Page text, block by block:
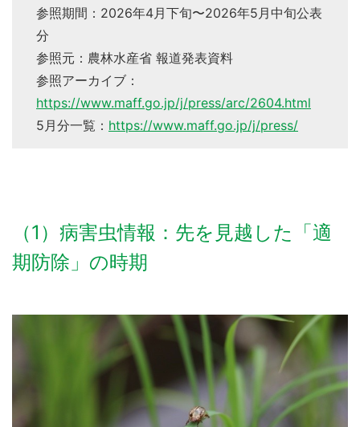
参照期間：2026年4月下旬〜2026年5月中旬公表
分
参照元：農林水産省 報道発表資料
参照アーカイブ：
https://www.maff.go.jp/j/press/arc/2604.html
5月分一覧： https://www.maff.go.jp/j/press/
（1）病害虫情報：先を見越した「適
期防除」の時期